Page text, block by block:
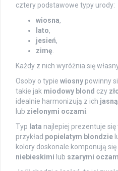
cztery podstawowe typy urody:
wiosna,
lato,
jesień,
zimę
Każdy z nich wyróżnia się
Osoby o typie wiosny powinny
takie jak miodowy blond czy
idealnie harmonizują z ich
lub zielonymi oczami
Typ lata najlepiej prezentuje się
przykład popielatym blondzie
kolory doskonale komponują się
niebieskimi lub szarymi